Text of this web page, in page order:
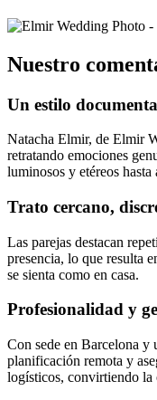
Nuestro
Un estilo
Natacha Elmir, de Elmir
retratando emociones
luminosos y etéreos
Trato cercano,
Las parejas destacan
presencia, lo que resulta
se sienta como en casa.
Profesionalidad y
Con sede en Barcelona y
planificación remota y
logísticos, convirtiendo la